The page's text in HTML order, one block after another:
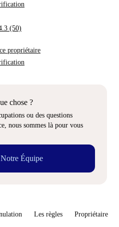
(50)
propriétaire
chose ?
ou des questions
nous sommes là pour vous
Équipe
Les règles Propriétaire